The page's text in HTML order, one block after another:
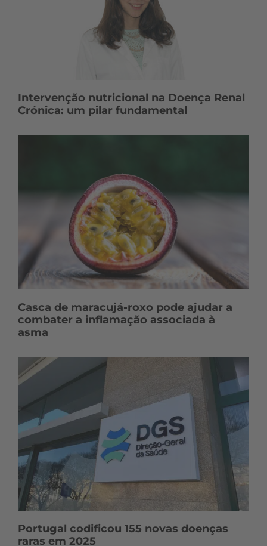
Intervenção nutricional na Doença Renal
Crónica: um pilar fundamental
Casca de maracujá-roxo pode ajudar a
combater a inflamação associada à
asma
Portugal codificou 155 novas doenças
raras em 2025